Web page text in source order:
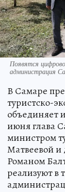
Появятся
администрация
В Самаре
туристско-
объединяет
июня глава
министром
Матвеевой и
Романом
реализуют в